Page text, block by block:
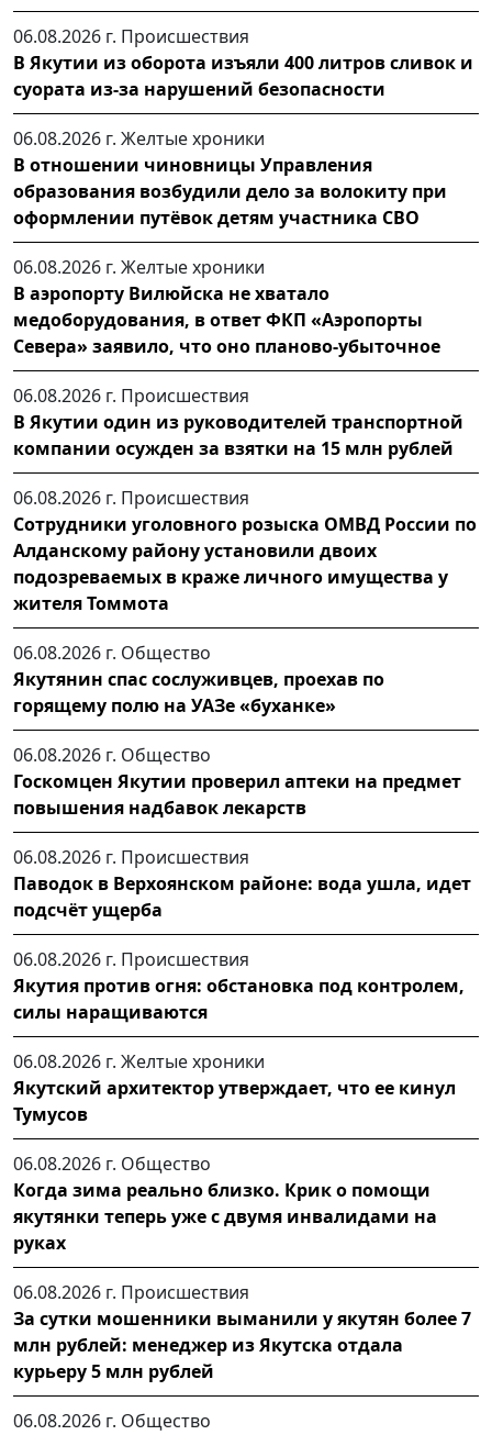
06.08.2026 г. Происшествия
В Якутии из оборота изъяли 400 литров сливок и
суората из-за нарушений безопасности
06.08.2026 г. Желтые хроники
В отношении чиновницы Управления
образования возбудили дело за волокиту при
оформлении путёвок детям участника СВО
06.08.2026 г. Желтые хроники
В аэропорту Вилюйска не хватало
медоборудования, в ответ ФКП «Аэропорты
Севера» заявило, что оно планово-убыточное
06.08.2026 г. Происшествия
В Якутии один из руководителей транспортной
компании осужден за взятки на 15 млн рублей
06.08.2026 г. Происшествия
Сотрудники уголовного розыска ОМВД России по
Алданскому району установили двоих
подозреваемых в краже личного имущества у
жителя Томмота
06.08.2026 г. Общество
Якутянин спас сослуживцев, проехав по
горящему полю на УАЗе «буханке»
06.08.2026 г. Общество
Госкомцен Якутии проверил аптеки на предмет
повышения надбавок лекарств
06.08.2026 г. Происшествия
Паводок в Верхоянском районе: вода ушла, идет
подсчёт ущерба
06.08.2026 г. Происшествия
Якутия против огня: обстановка под контролем,
силы наращиваются
06.08.2026 г. Желтые хроники
Якутский архитектор утверждает, что ее кинул
Тумусов
06.08.2026 г. Общество
Когда зима реально близко. Крик о помощи
якутянки теперь уже с двумя инвалидами на
руках
06.08.2026 г. Происшествия
За сутки мошенники выманили у якутян более 7
млн рублей: менеджер из Якутска отдала
курьеру 5 млн рублей
06.08.2026 г. Общество